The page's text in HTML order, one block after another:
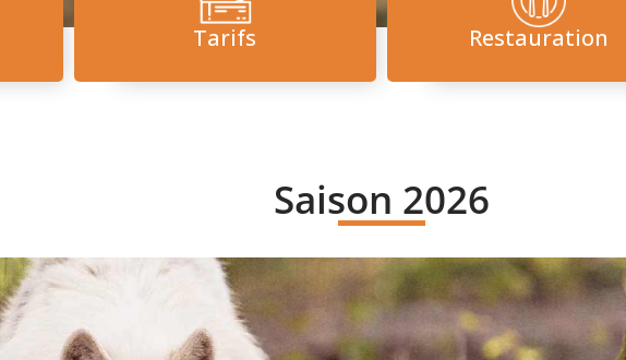
Tarifs Restauration
Saison 2026